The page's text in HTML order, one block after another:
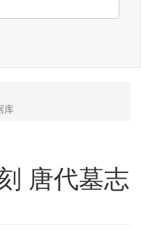
库
唐代墓志